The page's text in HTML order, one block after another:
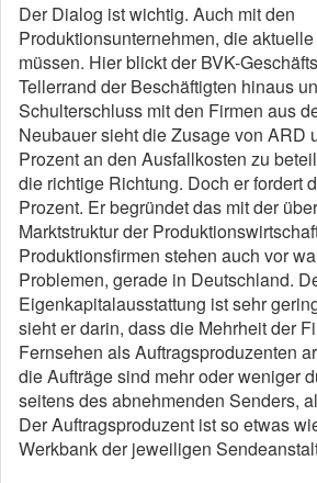
Der Dialog ist wichtig. Auch mit den
Produktionsunternehmen, die
müssen. Hier blickt der BVK-
Tellerrand der Beschäftigten hinaus
Schulterschluss mit den Firmen aus
Neubauer sieht die Zusage von ARD
Prozent an den Ausfallkosten zu
die richtige Richtung. Doch er fordert
Prozent. Er begründet das mit der
Marktstruktur der
Produktionsfirmen stehen auch vor
Problemen, gerade in Deutschland.
Eigenkapitalausstattung ist sehr
sieht er darin, dass die Mehrheit der
Fernsehen als Auftragsproduzenten
die Aufträge sind mehr oder weniger
seitens des abnehmenden Senders,
Der Auftragsproduzent ist so etwas
Werkbank der jeweiligen